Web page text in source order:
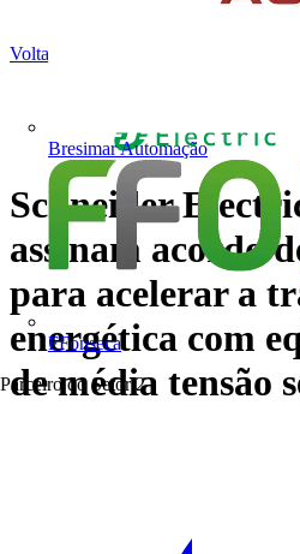
Bresimar Automação
FFonseca
Parceiro do Setor 2
Voltar para Notícias
Schneider
assinam acordo
para acelerar a
energética com
de média tensão